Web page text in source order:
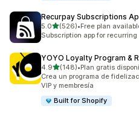
Recurpay Subscriptions
5.0de 5 estrellas
(526)
526 reseñas en total
•Free plan
Subscription app for recurring
YOYO Loyalty Program &
4.9de 5 estrellas
(148)
148 reseñas en total
•Plan gratis
Crea un programa de
VIP y membresía
Built for Shopify